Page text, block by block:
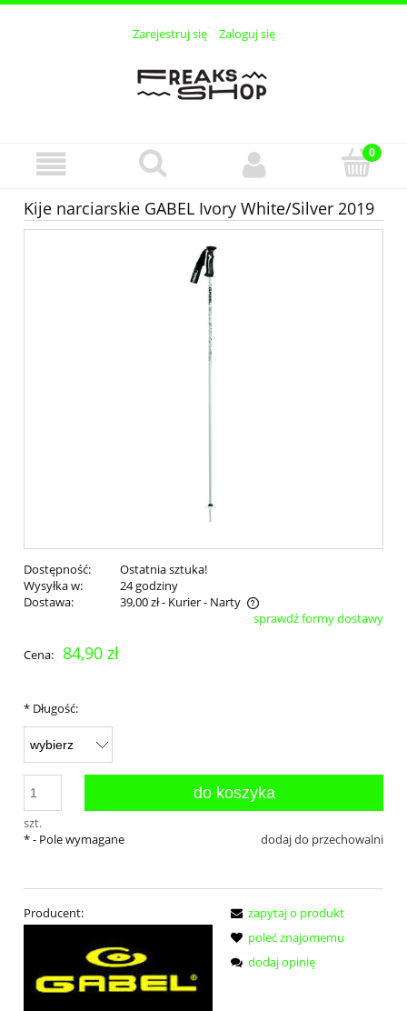
Zarejestruj się Zaloguj się
Kije narciarskie GABEL Ivory White/Silver 2019
Dostępność:
Ostatnia sztuka!
Wysyłka w:
24 godziny
Dostawa:
39,00 zł- Kurier - Narty
Cena nie zawiera ewentualnych kosztów płatnościsprawdź formy dostawy
Cena: 84,90 zł
* Długość:
szt.
do koszyka
dodaj do przechowalni
*- Pole wymagane
Producent:
zapytaj o produkt
poleć znajomemu
dodaj opinię